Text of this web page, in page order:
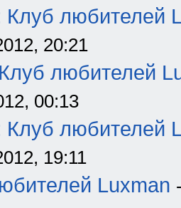
Клуб любителей
20:21
любителей
00:13
Клуб любителей
19:11
Luxman